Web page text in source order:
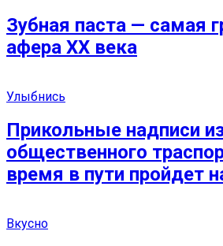
Зубная паста — самая
афера ХХ века
Улыбнись
Прикольные надписи
общественного
время в пути пройдет
Вкусно